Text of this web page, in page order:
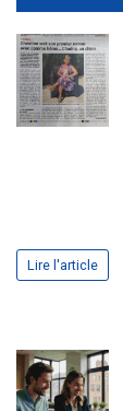
Lire l'article